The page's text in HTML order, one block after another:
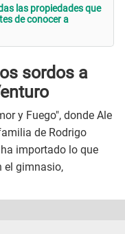
las propiedades que
de conocer a
sordos a
y Fuego", donde Ale
de Rodrigo
importado lo que
el gimnasio,